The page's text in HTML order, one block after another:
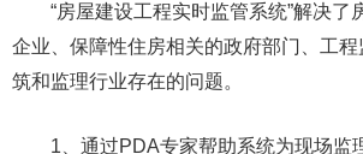
“房屋建设工程实时监管系统”解决了
企业、保障性住房相关的政府部门、工
筑和监理行业存在的问题。
1、通过PDA专家帮助系统为现场监